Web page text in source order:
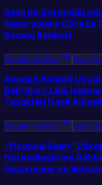
Sesli mi Görüntülü
Senaryolara Göre En
Seçme Rehberi
Devamını Oku Sesli
Anonim Sohbet
Belirtileri: Link
Tuzakları Nasıl
Devamını Oku Sesli
“Okundu/Seen”
Normalleştirme
Gecikmeler ve